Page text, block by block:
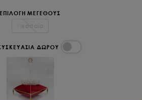
ΕΠΙΛΟΓΗ ΜΕΓΕΘΟΥΣ
Μεσσαίο
ΔΩΡΟΥ